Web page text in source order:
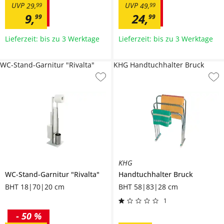
9,99
29,99
UVP
Lieferzeit: bis zu 3 Werktage
24,99
49,99
UVP
Lieferzeit: bis zu 3 Werktage
WC-Stand-Garnitur "Rivalta"
BHT 18|70|20 cm
- 50 %
WC-Stand-Garnitur "Rivalta"
KHG
Handtuchhalter Bruck
BHT 58|83|28 cm
1
KHG Handtuchhalter Bruck